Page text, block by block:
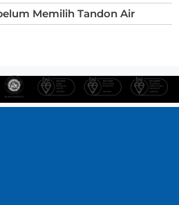
Memilih Tandon Air